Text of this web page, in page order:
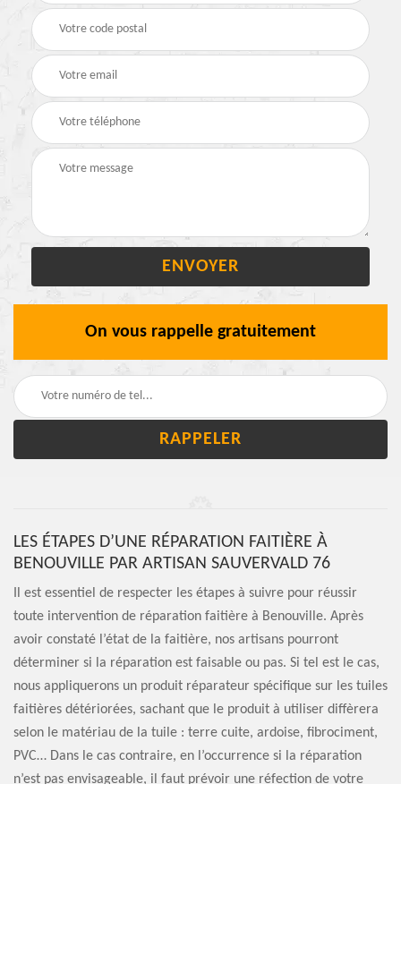
On vous rappelle gratuitement
LES ÉTAPES D’UNE RÉPARATION FAITIÈRE À
BENOUVILLE PAR ARTISAN SAUVERVALD 76
Il est essentiel de respecter les étapes à suivre pour réussir
toute intervention de réparation faitière à Benouville. Après
avoir constaté l’état de la faitière, nos artisans pourront
déterminer si la réparation est faisable ou pas. Si tel est le cas,
nous appliquerons un produit réparateur spécifique sur les tuiles
faitières détériorées, sachant que le produit à utiliser diffèrera
selon le matériau de la tuile : terre cuite, ardoise, fibrociment,
PVC… Dans le cas contraire, en l’occurrence si la réparation
n’est pas envisageable, il faut prévoir une réfection de votre